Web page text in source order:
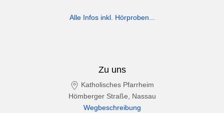
Alle Infos inkl. Hörproben...
Zu uns
Katholisches Pfarrheim
Hömberger Straße, Nassau
Wegbeschreibung